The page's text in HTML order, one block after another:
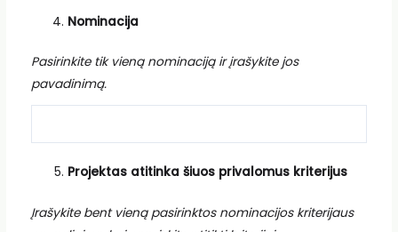
Nominacija
Pasirinkite tik vieną nominaciją ir įrašykite jos
pavadinimą.
Projektas atitinka šiuos privalomus kriterijus
Įrašykite bent vieną pasirinktos nominacijos kriterijaus